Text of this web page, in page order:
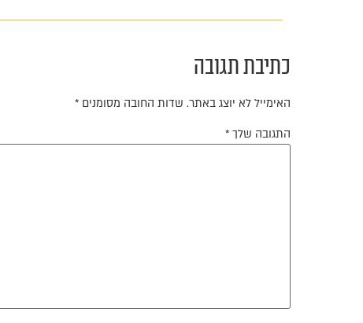
כתיבת תגובה
האימייל לא יוצג באתר. שדות החובה מסומנים *
התגובה שלך *